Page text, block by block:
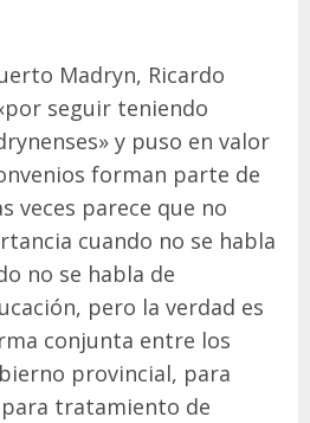
Madryn, Ricardo
seguir teniendo
y puso en valor
forman parte de
veces parece que no
cuando no se habla
no se habla de
pero la verdad es
conjunta entre los
provincial, para
tratamiento de